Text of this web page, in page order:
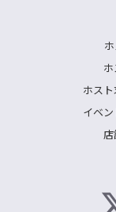
ホス
イベ